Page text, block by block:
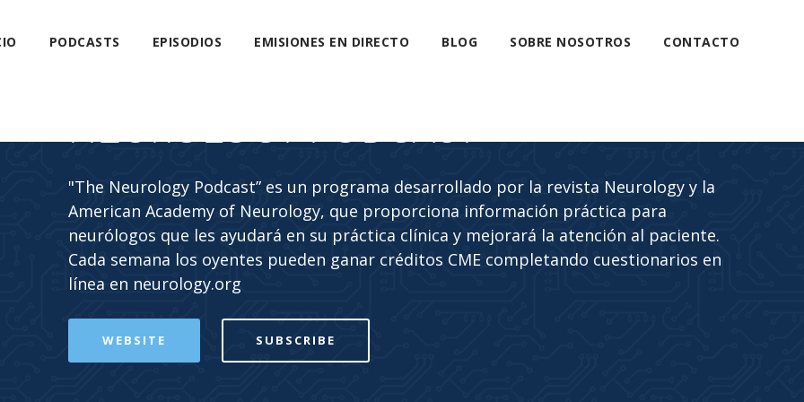
PODCASTS EPISODIOS EMISIONES EN DIRECTO BLOG SOBRE NOSOTROS CONTACTO
NEUROLOGY PODCAST
"The Neurology Podcast” es un programa desarrollado por la revista Neurology y la
American Academy of Neurology, que proporciona información práctica para
neurólogos que les ayudará en su práctica clínica y mejorará la atención al paciente.
Cada semana los oyentes pueden ganar créditos CME completando cuestionarios en
línea en neurology.org
WEBSITE SUBSCRIBE